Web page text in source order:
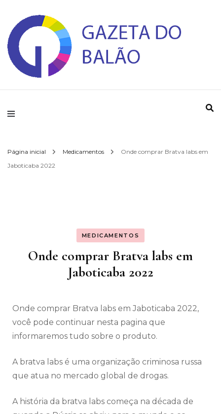
Gazeta do Balao
Página inicial Medicamentos
Onde comprar Bratva labs em
Jaboticaba 2022
MEDICAMENTOS
Onde comprar Bratva labs em
Jaboticaba 2022
Onde comprar Bratva labs em Jaboticaba 2022,
você pode continuar nesta pagina que
informaremos tudo sobre o produto.
A bratva labs é uma organização criminosa russa
que atua no mercado global de drogas.
A história da bratva labs começa na década de